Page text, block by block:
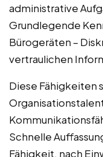
administrative
Grundlegende
Bürogeräten –
vertraulichen
Diese Fähigkeiten
Schnelle
Fähigkeit, nach